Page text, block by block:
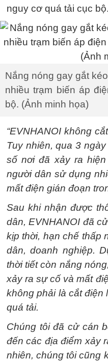
nguy cơ quá tải cục bộ.
Nắng nóng gay gắt
nhiều trạm biến áp
bộ. (Ảnh minh họa)
“EVNHANOI không
Tuy nhiên, qua 3
số nơi đã xảy ra
người dân sử dụng
mất điện gián đoạn
Sau khi nhận được
dân, EVNHANOI đã
kịp thời, hạn chế thấp
dân, doanh nghiệp.
thời tiết còn nắng
xảy ra sự cố và mất
không phải là cắt điện
quá tải.
Chúng tôi đã cử cán
đến các địa điểm xảy
nhiên, chúng tôi cũng